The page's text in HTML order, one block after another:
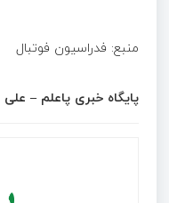
منبع: فدراسیون فوتبال
پایگاه خبری پاعلم –